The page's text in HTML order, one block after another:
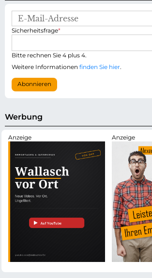
M
l
-
d
r
s
e
P
i
h
t
f
d
Sicherheitsfrage*
Bitte rechnen Sie 4 plus 4.
Weitere Informationen finden Sie hier.
Abonnieren
Werbung